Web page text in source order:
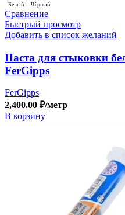
Белый Чёрный
Сравнение
Быстрый просмотр
Добавить в список желаний
Паста для стыковки
FerGipps
FerGipps
2,400.00 ₽/метр
В корзину